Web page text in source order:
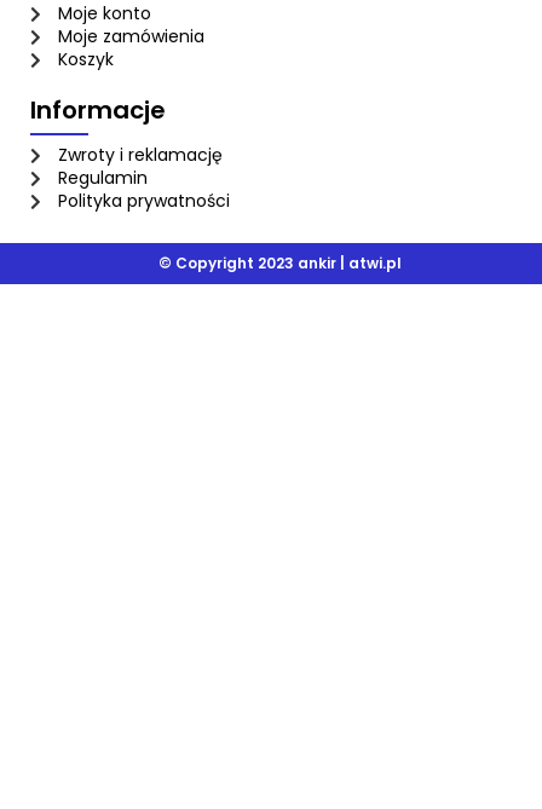
Moje konto
Moje zamówienia
Koszyk
Informacje
Zwroty i reklamację
Regulamin
Polityka prywatności
© Copyright 2023 ankir | atwi.pl